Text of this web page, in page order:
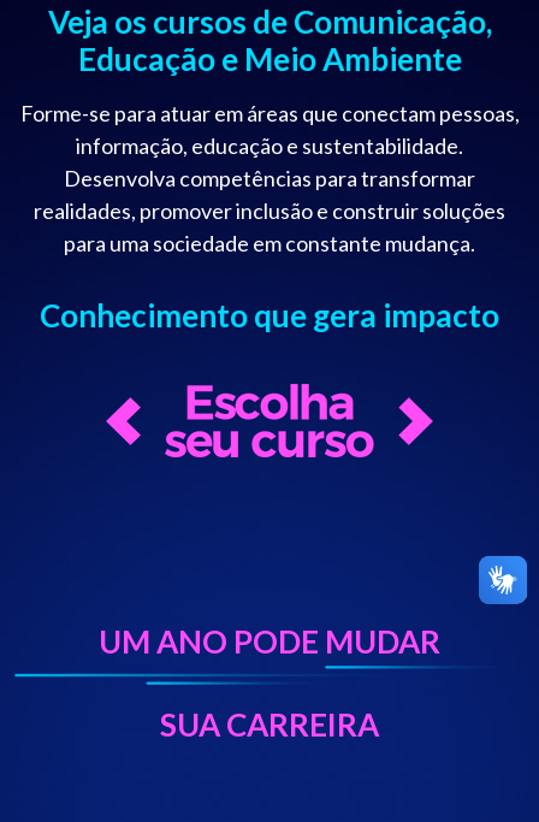
Veja os cursos de Comunicação,
Educação e Meio Ambiente
Forme-se para atuar em áreas que conectam pessoas,
informação, educação e sustentabilidade.
Desenvolva competências para transformar
realidades, promover inclusão e construir soluções
para uma sociedade em constante mudança.
Conhecimento que gera impacto
UM ANO PODE MUDAR
SUA CARREIRA